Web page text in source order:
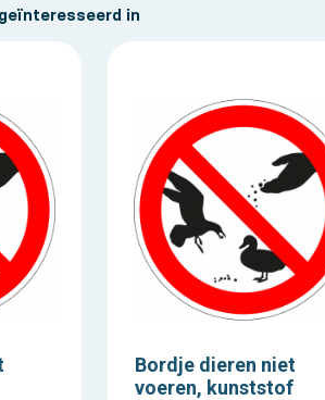
in
Bordje dieren niet
voeren, kunststof